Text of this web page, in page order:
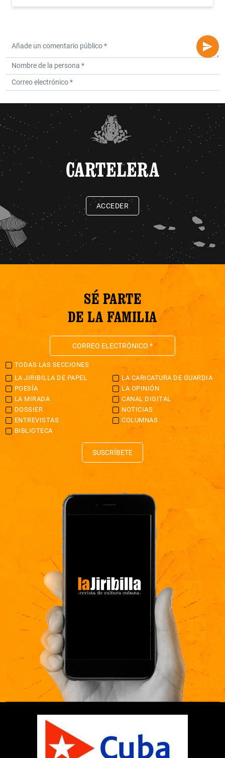
CARTELERA
ACCEDER
SÉ PARTE
DE LA FAMILIA
TODAS LAS SECCIONES
LA JIRIBILLA DE PAPEL
LA CARICATURA DE GUARDIA
POESÍA
LA OPINIÓN
LA MIRADA
CANAL DIGITAL
DOSSIER
NOTICIAS
ENTREVISTAS
COLUMNAS
BIBLIOTECA
SUSCRÍBETE